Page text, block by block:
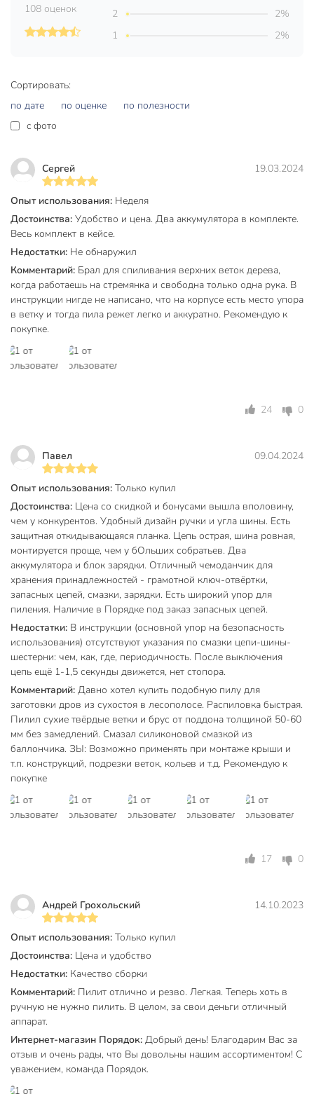
выполнять множество задач без частых подзарядок. Мини-
класс инструмента делает его отличным решением для
домашних мастеров и дачников. Легкость эксплуатации
бытовых работ. Компактность и простота хранения делают
день. Надежный бренд и современная конструкция
гарантируют долгий срок службы и стабильную
максимального комфорта и безопасности, чтобы каждая
задача решалась быстро и легко.
Техническая информация
Емкость аккумулятора, А-ч
1.5 А-ч
Напряжение аккумулятора, В
21 В
Количество звеньев цепи, шт
Ширина паза, мм
Материал корпуса
Шаг цепи, дюйм
Положение двигателя
продольный
Особенности
для работы одной
рукой
Длина шины
6"/15 см
Класс товара
бытовой
мини
аккумуляторный
щеточный
Гарантия производителя, мес
Модель
OBS 21 TG6
Вес в упаковке
2.21 кг
Габариты упаковки
12 x 19 x 35 см
Сортировать:
по дате
по оценке
по полезности
c фото
Сергей 19.03.2024
Опыт использования: Неделя
Достоинства: Удобство и цена. Два аккумулятора в комплекте.
Весь комплект в кейсе.
Недостатки: Не обнаружил
Комментарий: Брал для спиливания верхних веток дерева,
когда работаешь на стремянка и свободна только одна рука. В
инструкции нигде не написано, что на корпусе есть место упора
в ветку и тогда пила режет легко и аккуратно. Рекомендую к
покупке.
24 0
Павел 09.04.2024
Опыт использования: Только купил
Достоинства: Цена со скидкой и бонусами вышла вполовину,
чем у конкурентов. Удобный дизайн ручки и угла шины. Есть
защитная откидывающаяся планка. Цепь острая, шина ровная,
монтируется проще, чем у бОльших собратьев. Два
аккумулятора и блок зарядки. Отличный чемоданчик для
хранения принадлежностей - грамотной ключ-отвёртки,
запасных цепей, смазки, зарядки. Есть широкий упор для
пиления. Наличие в Порядке под заказ запасных цепей.
Недостатки: В инструкции (основной упор на безопасность
использования) отсутствуют указания по смазки цепи-шины-
шестерни: чем, как, где, периодичность. После выключения
цепь ещё 1-1,5 секунды движется, нет стопора.
Комментарий: Давно хотел купить подобную пилу для
заготовки дров из сухостоя в лесополосе. Распиловка быстрая.
Пилил сухие твёрдые ветки и брус от поддона толщиной 50-60
мм без замедлений. Смазал силиконовой смазкой из
баллончика. ЗЫ: Возможно применять при монтаже крыши и
т.п. конструкций, подрезки веток, кольев и т.д. Рекомендую к
покупке
17 0
Андрей Грохольский 14.10.2023
Опыт использования: Только купил
Достоинства: Цена и удобство
Недостатки: Качество сборки
Комментарий: Пилит отлично и резво. Легкая. Теперь хоть в
ручную не нужно пилить. В целом, за свои деньги отличный
аппарат.
Интернет-магазин Порядок: Добрый день! Благодарим Вас за
отзыв и очень рады, что Вы довольны нашим ассортиментом! С
уважением, команда Порядок.
108 оценок
2
2%
1
2%